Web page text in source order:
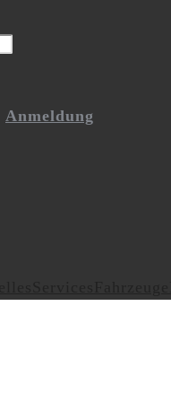
Anmeldung